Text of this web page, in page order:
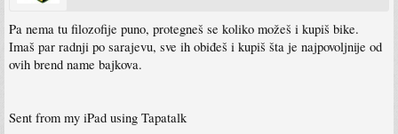
Pa nema tu filozofije puno, protegneš se koliko možeš i kupiš bike.
Imaš par radnji po sarajevu, sve ih obiđeš i kupiš šta je najpovoljnije od
ovih brend name bajkova.
Sent from my iPad using Tapatalk